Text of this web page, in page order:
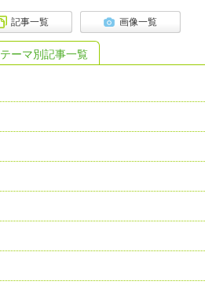
記事一覧 画像一覧
テーマ別記事一覧